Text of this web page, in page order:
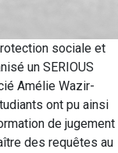
sociale et
un SERIOUS
Amélie Wazir-
ont pu ainsi
de jugement
des requêtes au